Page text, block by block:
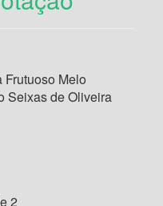
Melo
Seixas de Oliveira
2